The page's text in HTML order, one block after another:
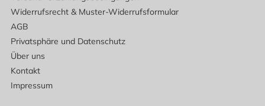
Widerrufsrecht & Muster-Widerrufsformular
AGB
Privatsphäre und Datenschutz
Über uns
Kontakt
Impressum